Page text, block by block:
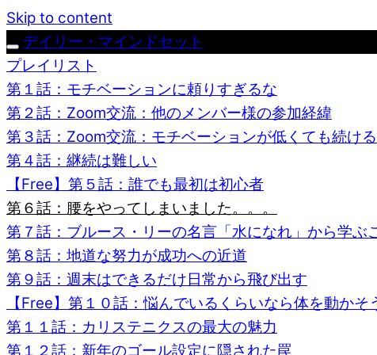
Skip to content
デイリー・マインドセット
プレイリスト
第１話：モチベーションに頼りすぎるな
第２話：Zoom交流：他のメンバー様の参加経緯
第３話：Zoom交流：モチベーションが低くても続け
第４話：継続は難しい
【Free】第５話：誰でも最初は初心者
第６話：腰をやってしまいました。。。
第７話：ブルース・リーの名言「水になれ」から学ぶ
第８話：地道な努力が成功への近道
第９話：週末はできるだけ日常から飛び出す
【Free】第１０話：悩んでいるくらいなら体を動かそ
第１１話：カリステニクスの最大の魅力
第１２話：新年のゴール設定に隠された罠